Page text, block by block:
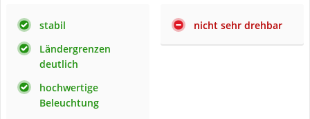
stabil
Ländergrenzen
deutlich
hochwertige
Beleuchtung
nicht sehr drehbar